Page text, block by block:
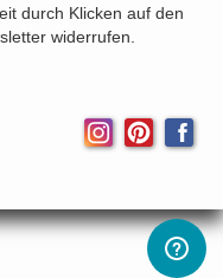
durch Klicken auf den
widerrufen.